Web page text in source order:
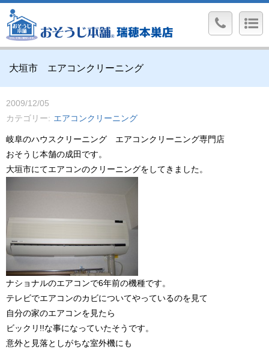
大垣市 エアコンクリーニング
2009/12/05
カテゴリー
エアコンクリーニング
岐阜のハウスクリーニング エアコンクリーニング専門店
おそうじ本舗の成田です。
大垣市にてエアコンのクリーニングをしてきました。
ナショナルのエアコンで6年前の機種です。
テレビでエアコンのカビについてやっているのを見て
自分の家のエアコンを見たら
ビックリ!!な事になっていたそうです。
意外と見落としがちな室外機にも